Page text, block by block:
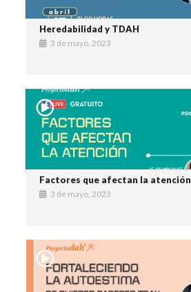
Heredabilidad y TDAH
3 de mayo, 2023
Factores que afectan la atención
3 de mayo, 2023